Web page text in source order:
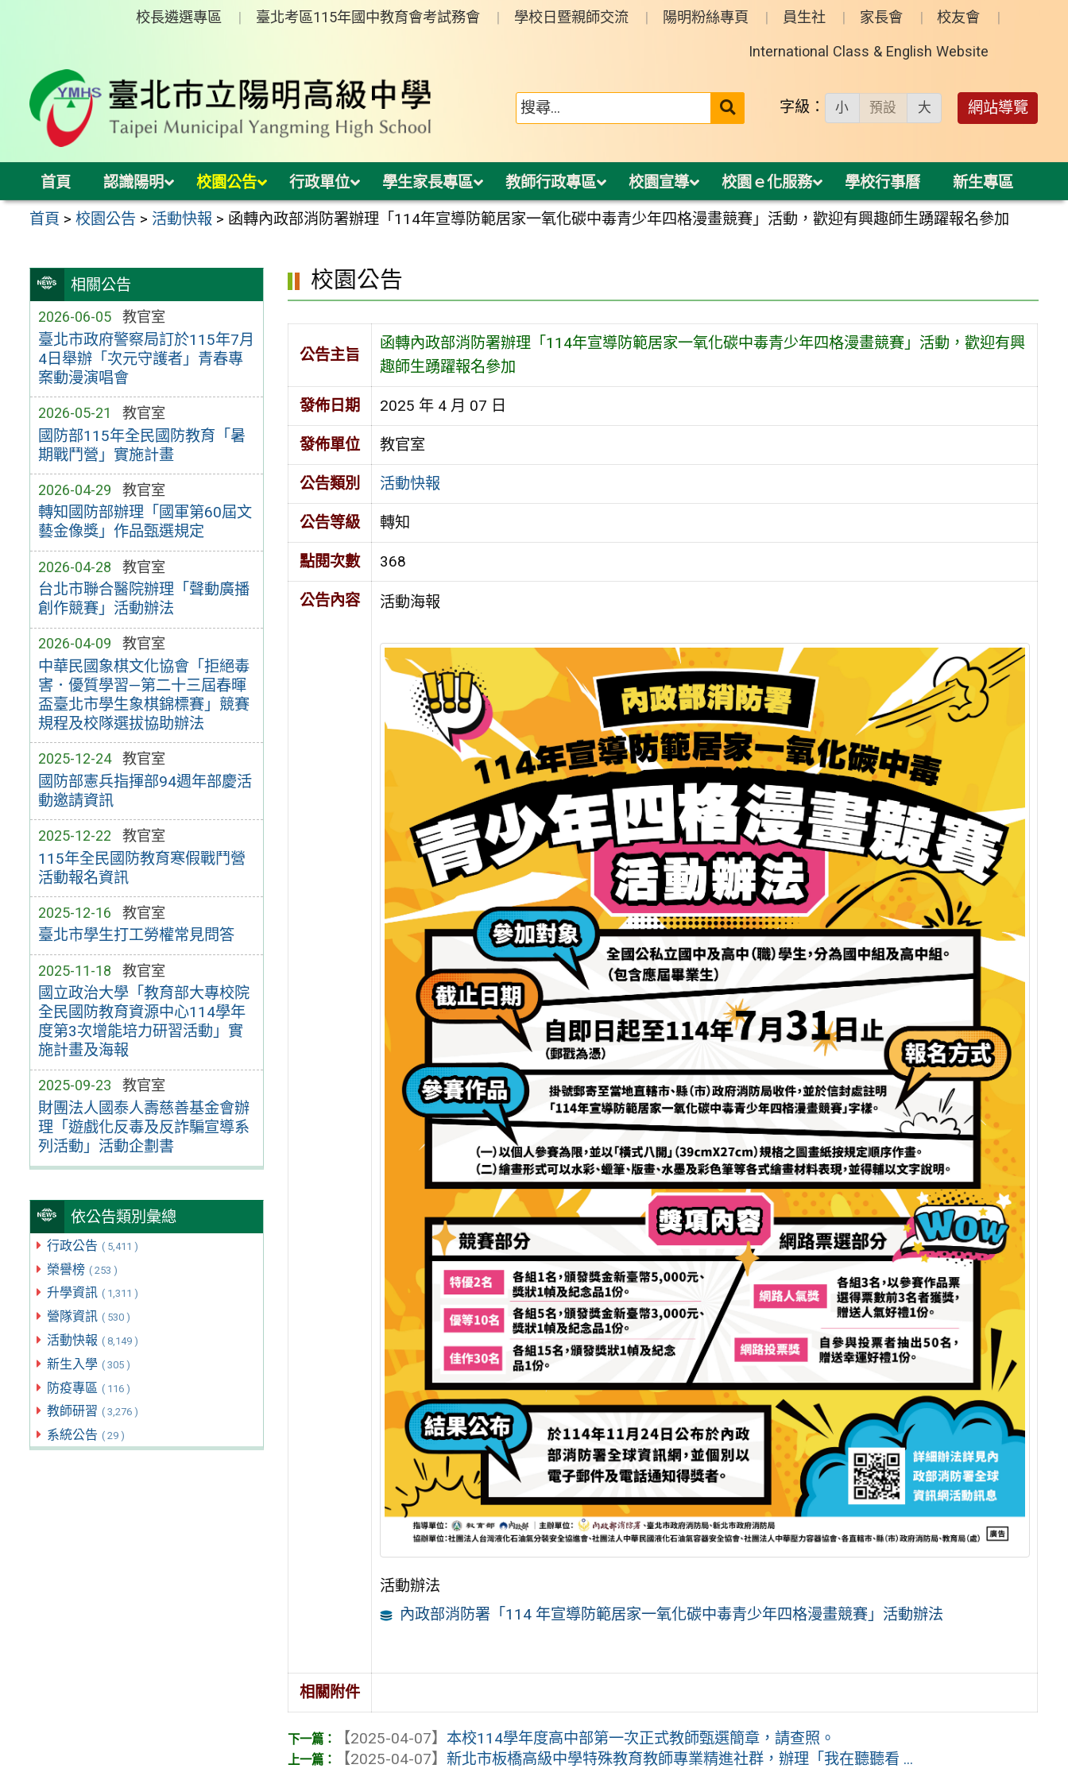
校長遴選專區 臺北考區115年國中教育會考試務會 學校日暨親師交流 陽明粉絲專頁 員生社 家長會 校友會
International Class & English Website
送出 字級： 小 預設 大 網站導覽
首頁 認識陽明 校園公告 行政單位 學生家長專區 教師行政專區 校園宣導 校園ｅ化服務 學校行事曆 新生專區
首頁 >校園公告 > 活動快報 > 函轉內政部消防署辦理「114年宣導防範居家一氧化碳中毒青少年四格漫畫競賽」活動，歡迎有興趣師生踴躍報名參加
相關公告
2026-06-05 教官室
臺北市政府警察局訂於115年7月
4日舉辦「次元守護者」青春專
案動漫演唱會
2026-05-21 教官室
國防部115年全民國防教育「暑
期戰鬥營」實施計畫
2026-04-29 教官室
轉知國防部辦理「國軍第60屆文
藝金像獎」作品甄選規定
2026-04-28 教官室
台北市聯合醫院辦理「聲動廣播
創作競賽」活動辦法
2026-04-09 教官室
中華民國象棋文化協會「拒絕毒
害．優質學習—第二十三屆春暉
盃臺北市學生象棋錦標賽」競賽
規程及校隊選拔協助辦法
2025-12-24 教官室
國防部憲兵指揮部94週年部慶活
動邀請資訊
2025-12-22 教官室
115年全民國防教育寒假戰鬥營
活動報名資訊
2025-12-16 教官室
臺北市學生打工勞權常見問答
2025-11-18 教官室
國立政治大學「教育部大專校院
全民國防教育資源中心114學年
度第3次增能培力研習活動」實
施計畫及海報
2025-09-23 教官室
財團法人國泰人壽慈善基金會辦
理「遊戲化反毒及反詐騙宣導系
列活動」活動企劃書
依公告類別彙總
行政公告 ( 5,411 )
榮譽榜 ( 253 )
升學資訊 ( 1,311 )
營隊資訊 ( 530 )
活動快報 ( 8,149 )
新生入學 ( 305 )
防疫專區 ( 116 )
教師研習 ( 3,276 )
系統公告 ( 29 )
校園公告
公告主旨
函轉內政部消防署辦理「114年宣導防範居家一氧化碳中毒青少年四格漫畫競賽」活動，歡迎有興
趣師生踴躍報名參加
發佈日期 2025 年 4 月 07 日
發佈單位 教官室
公告類別 活動快報
公告等級 轉知
點閱次數 368
公告內容 活動海報
活動辦法
內政部消防署「114 年宣導防範居家一氧化碳中毒青少年四格漫畫競賽」活動辦法
相關附件
【2025-04-07】 本校114學年度高中部第一次正式教師甄選簡章，請查照。
【2025-04-07】新北市板橋高級中學特殊教育教師專業精進社群，辦理「我在聽聽看 ...